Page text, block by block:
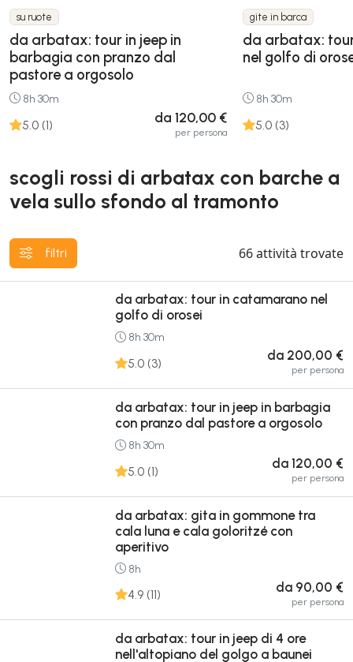
su ruote
da arbatax: tour in jeep in
barbagia con pranzo dal
pastore a orgosolo
8h 30m
5.0 (1) da 120,00 €
per persona
gite in barca
da arbatax:
nel golfo di
8h 30m
5.0 (3)
scogli rossi di arbatax con barche a
vela sullo sfondo al tramonto
filtri 66attività trovate
da arbatax: tour in catamarano nel
golfo di orosei
8h 30m
5.0 (3) da 200,00 €
per persona
da arbatax: tour in jeep in barbagia
con pranzo dal pastore a orgosolo
8h 30m
5.0 (1) da 120,00 €
per persona
da arbatax: gita in gommone tra
cala luna e cala goloritzé con
aperitivo
8h
4.9 (11) da 90,00 €
per persona
da arbatax: tour in jeep di 4 ore
nell'altopiano del golgo a baunei